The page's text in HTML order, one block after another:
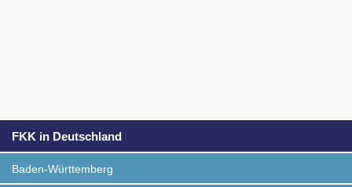
FKK in Deutschland
Baden-Württemberg